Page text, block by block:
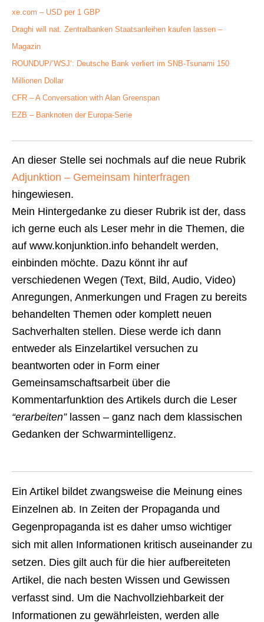
xe.com – USD per 1 GBP
Draghi will nat. Zentralbanken Staatsanleihen kaufen lassen –
Magazin
ROUNDUP/’WSJ‘: Deutsche Bank verliert im SNB-Tsunami 150
Millionen Dollar
CFR – A Conversation with Alan Greenspan
EZB – Banknoten der Europa-Serie
An dieser Stelle sei nochmals auf die neue Rubrik
Adjunktion – Gemeinsam hinterfragen
hingewiesen.
Mein Hintergedanke zu dieser Rubrik ist der, dass
ich gerne euch als Leser mehr in die Themen, die
auf www.konjunktion.info behandelt werden,
einbinden möchte. Dazu könnt ihr auf
verschiedenen Wegen (Text, Bild, Audio, Video)
Anregungen, Anmerkungen und Fragen zu bereits
behandelten Themen oder komplett neuen
Sachverhalten stellen. Diese werde ich dann
entweder als Einzelartikel versuchen zu
beantworten oder in Form einer
Gemeinsamschaftsarbeit über die
Kommentarfunktion des Artikels durch die Leser
“erarbeiten”lassen – ganz nach dem klassischen
Gedanken der Schwarmintelligenz.
Ein Artikel bildet zwangsweise die Meinung eines
Einzelnen ab. In Zeiten der Propaganda und
Gegenpropaganda ist es daher umso wichtiger
sich mit allen Informationen kritisch auseinander zu
setzen. Dies gilt auch für die hier aufbereiteten
Artikel, die nach besten Wissen und Gewissen
verfasst sind. Um die Nachvollziehbarkeit der
Informationen zu gewährleisten, werden alle